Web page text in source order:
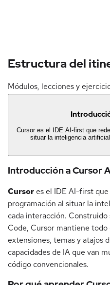
Estructura del
Módulos, lecciones y
Cursor es el IDE AI-first que
situar la inteligencia
Introducción a Cursor
Cursor es el IDE AI-first
programación al situar la
cada interacción.
Code, Cursor mantiene
extensiones, temas y atajos
capacidades de IA que van
código convencionales.